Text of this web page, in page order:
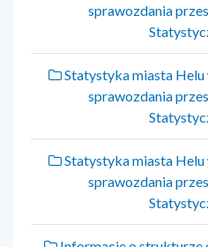
sprawozdania
Statystyka miasta Helu
sprawozdania
Statystyka miasta Helu
sprawozdania